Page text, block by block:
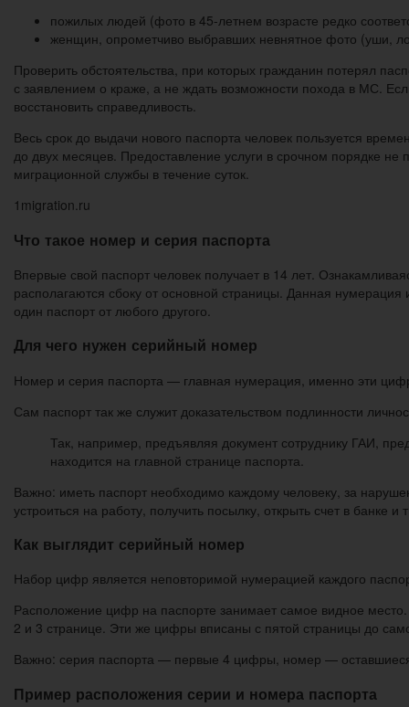
пожилых людей (фото в 45-летнем возрасте редко
женщин, опрометчиво выбравших невнятное фото (уши,
Проверить обстоятельства, при которых гражданин потерял
с заявлением о краже, а не ждать возможности похода в МС.
восстановить справедливость.
Весь срок до выдачи нового паспорта человек пользуется
до двух месяцев. Предоставление услуги в срочном порядке
миграционной службы в течение суток.
1migration.ru
Что такое номер и серия паспорта
Впервые свой паспорт человек получает в 14 лет.
располагаются сбоку от основной страницы. Данная
один паспорт от любого другого.
Для чего нужен серийный номер
Номер и серия паспорта — главная нумерация, именно эти
Сам паспорт так же служит доказательством подлинности
Так, например, предъявляя документ сотруднику ГАИ,
находится на главной странице паспорта.
Важно: иметь паспорт необходимо каждому человеку, за
устроиться на работу, получить посылку, открыть счет в
Как выглядит серийный номер
Набор цифр является неповторимой нумерацией каждого
Расположение цифр на паспорте занимает самое видное
2 и 3 странице. Эти же цифры вписаны с пятой страницы до
Важно: серия паспорта — первые 4 цифры, номер —
Пример расположения серии и номера паспорта